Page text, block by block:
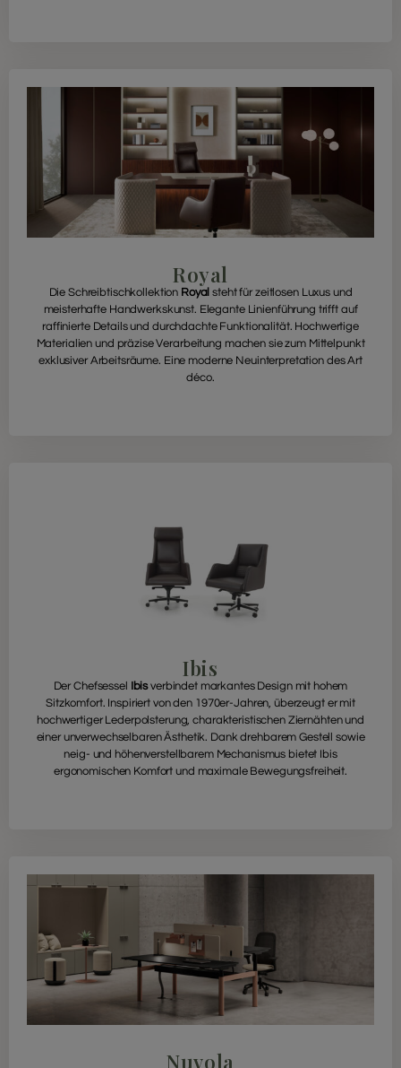
Royal
Die Schreibtischkollektion Royal steht für zeitlosen Luxus und
meisterhafte Handwerkskunst. Elegante Linienführung trifft auf
raffinierte Details und durchdachte Funktionalität. Hochwertige
Materialien und präzise Verarbeitung machen sie zum Mittelpunkt
exklusiver Arbeitsräume. Eine moderne Neuinterpretation des Art
déco.
Ibis
Der Chefsessel Ibisverbindet markantes Design mit hohem
Sitzkomfort. Inspiriert von den 1970er-Jahren, überzeugt er mit
hochwertiger Lederpolsterung, charakteristischen Ziernähten und
einer unverwechselbaren Ästhetik. Dank drehbarem Gestell sowie
neig- und höhenverstellbarem Mechanismus bietet Ibis
ergonomischen Komfort und maximale Bewegungsfreiheit.
Nuvola